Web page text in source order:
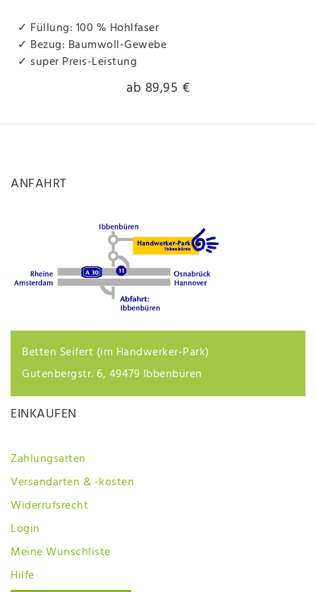
✓ Füllung: 100 % Hohlfaser
✓ Bezug: Baumwoll-Gewebe
✓ super Preis-Leistung
ab 89,95 €
ANFAHRT
Betten Seifert (im Handwerker-Park)
Gutenbergstr. 6, 49479 Ibbenbüren
EINKAUFEN
Zahlungsarten
Versandarten & -kosten
Widerrufsrecht
Login
Meine Wunschliste
Hilfe